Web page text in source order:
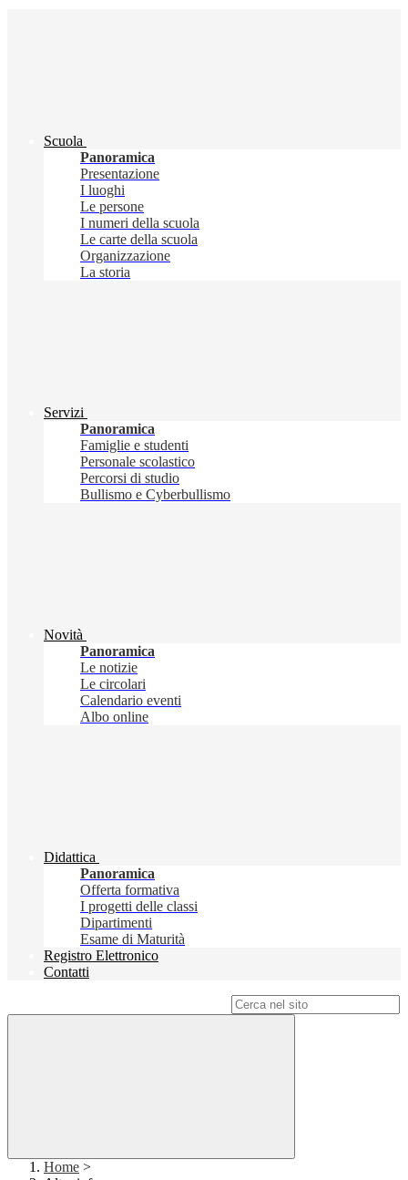
Scuola
Panoramica
Presentazione
I luoghi
Le persone
I numeri della scuola
Le carte della scuola
Organizzazione
La storia
Servizi
Panoramica
Famiglie e studenti
Personale scolastico
Percorsi di studio
Bullismo e Cyberbullismo
Novità
Panoramica
Le notizie
Le circolari
Calendario eventi
Albo online
Didattica
Panoramica
Offerta formativa
I progetti delle classi
Dipartimenti
Esame di Maturità
Registro Elettronico
Contatti
Home >